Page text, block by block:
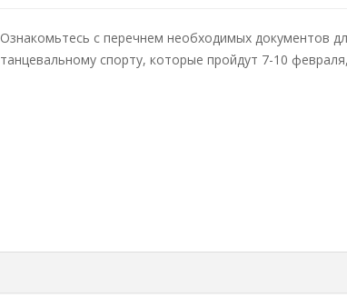
Ознакомьтесь с перечнем необходимых документов
танцевальному спорту, которые пройдут 7-10